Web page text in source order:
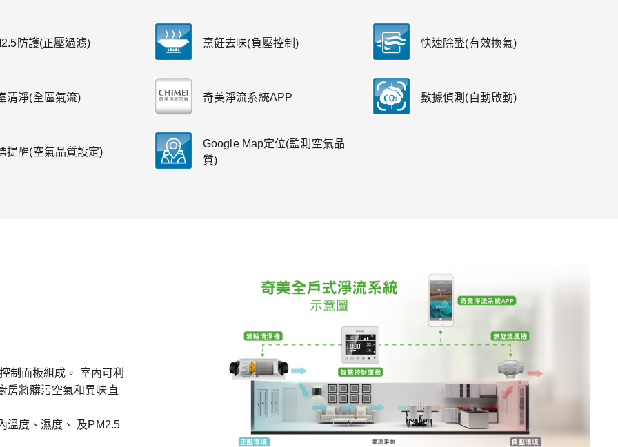
防護(正壓過濾) 烹飪去味(負壓控制) 快速除醛(有效換氣)
清淨(全區氣流) 奇美淨流系統APP 數據偵測(自動啟動)
提醒(空氣品質設定)
Google Map定位(監測空氣品
質)
制面板組成。 室內可利
房將髒污空氣和異味直
溫度、濕度、 及PM2.5